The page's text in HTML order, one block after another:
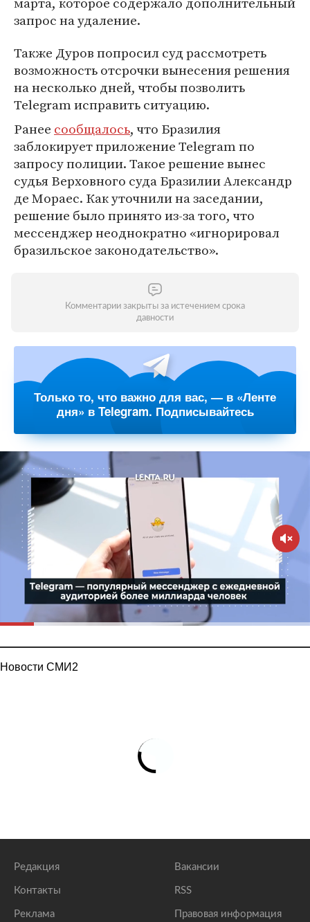
запрос на удаление.
Также Дуров попросил суд рассмотреть
возможность отсрочки вынесения решения
на несколько дней, чтобы позволить
Telegram исправить ситуацию.
Ранее сообщалось, что Бразилия
заблокирует приложение Telegram по
запросу полиции. Такое решение вынес
судья Верховного суда Бразилии Александр
де Мораес. Как уточнили на заседании,
решение было принято из-за того, что
мессенджер неоднократно «игнорировал
бразильское законодательство».
Комментарии закрыты за истечением срока
давности
Только то, что важно для вас, — в «Ленте
дня» в Telegram. Подписывайтесь
Новости СМИ2
Редакция
Контакты
Реклама
Вакансии
RSS
Правовая информация